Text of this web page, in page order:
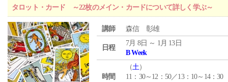
タロット・カード ～22枚のメイン・カードについて詳しく学ぶ～
講師 森信 彰雄
日程
7月 8日 ～ 1月 13日
B Week
時間
（土）
11：30～12：50／13：10～14：30